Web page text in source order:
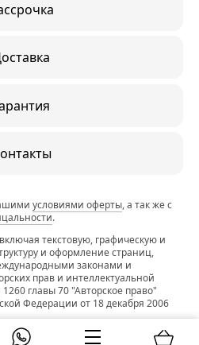
условиями оферты, а так же с
.
текстовую, графическую и
и оформление страниц,
законами и
прав и интеллектуальной
главы 70 "Авторское право"
Федерации от 18 декабря 2006
магазин недорогих